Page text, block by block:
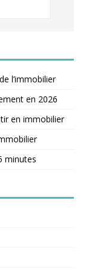
l’immobilier
en 2026
en immobilier
minutes